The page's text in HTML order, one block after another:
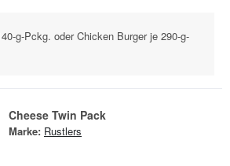
g-Pckg. oder Chicken Burger je 290-g-
Cheese Twin Pack
Marke: Rustlers